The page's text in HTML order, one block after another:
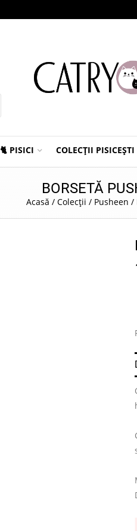
🐈 PISICI COLECȚII PISICEȘTI
BORSETĂ
Acasă / Colecții / Pusheen /